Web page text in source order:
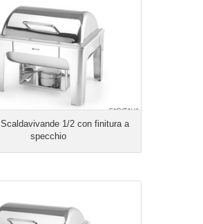
Scaldavivande 1/2 con finitura a
specchio